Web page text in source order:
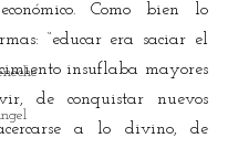
Como bien lo
“educar era saciar el
insuflaba mayores
de conquistar nuevos
a lo divino, de